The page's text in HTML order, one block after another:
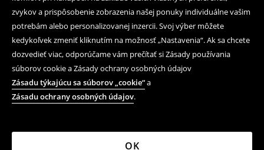
zvykov a prispôsobenie zobrazenia našej ponuky individuálne vašim
potrebám alebo personalizovanej inzercii. Svoj výber môžete
kedykoľvek zmeniť kliknutím na možnosť „Nastavenia“. Ak sa chcete
dozvedieť viac, odporúčame vám prečítať si Zásady používania
súborov cookie a Zásady ochrany osobných údajov
Zásadu týkajúcu sa súborov „cookie“a
Zásadu ochrany osobných údajov.
OK
Pomoc a kontakt
Nákup produktov on-line
Obchodné podmienky a ochrana osobných údajov
Právne záležitosti
LPP